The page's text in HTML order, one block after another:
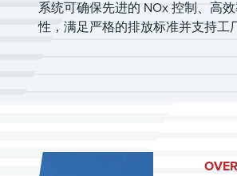
系统可确保先进的 NOx 控制、高
性，满足严格的排放标准并支持工